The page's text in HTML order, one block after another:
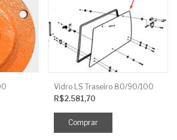
Vidro LS Traseiro 80/90/100
R$2.581,70